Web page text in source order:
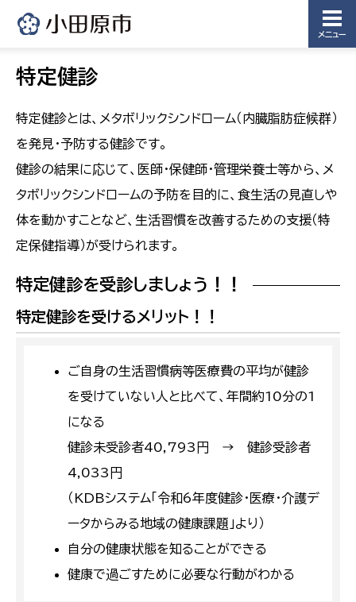
メニュー
特定健診
特定健診とは、メタボリックシンドローム（内臓脂肪症候群）
を発見・予防する健診です。
健診の結果に応じて、医師・保健師・管理栄養士等から、メ
タボリックシンドロームの予防を目的に、食生活の見直しや
体を動かすことなど、生活習慣を改善するための支援（特
定保健指導）が受けられます。
特定健診を受診しましょう！！
特定健診を受けるメリット！！
ご自身の生活習慣病等医療費の平均が健診
を受けていない人と比べて、年間約10分の1
になる
健診未受診者40,793円 → 健診受診者
4,033円
（KDBシステム「令和6年度健診・医療・介護デ
ータからみる地域の健康課題」より）
自分の健康状態を知ることができる
健康で過ごすために必要な行動がわかる